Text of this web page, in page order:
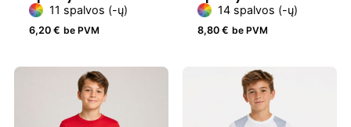
11 spalvos (-ų)
6,20 € be PVM
14 spalvos (-ų)
8,80 € be PVM